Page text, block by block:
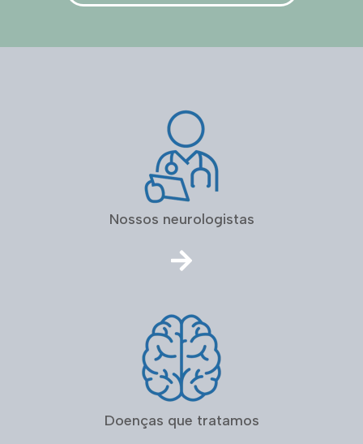
Nossos neurologistas
Doenças que tratamos